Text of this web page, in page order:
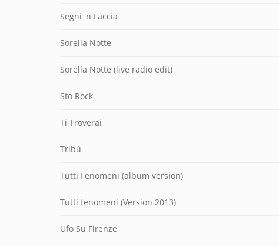
Segni 'n Faccia
Sorella Notte
Sorella Notte (live radio edit)
Sto Rock
Ti Troverai
Tribù
Tutti Fenomeni (album version)
Tutti fenomeni (Version 2013)
Ufo Su Firenze